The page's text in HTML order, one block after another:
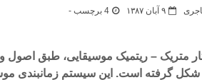
۹ آبان ۱۳۸۷ 4 برچسب -
متریک – ریتمیک موسیقایی، طبق اصول
نمائی با پایه۲ شکل گرفته است. این سیستم